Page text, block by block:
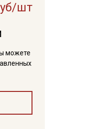
шт
можете